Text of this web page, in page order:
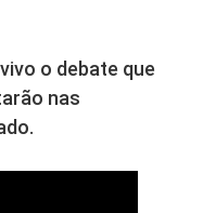
o debate que
nas